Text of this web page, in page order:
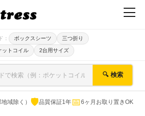
： ボックスシーツ 三つ折り
ットコイル 2台用サイズ
🔍 検索
域除く） 🛡品質保証1年📅6ヶ月お取り置きOK